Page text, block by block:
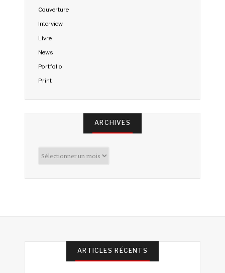
Couverture
Interview
Livre
News
Portfolio
Print
ARCHIVES
ARTICLES RÉCENTS